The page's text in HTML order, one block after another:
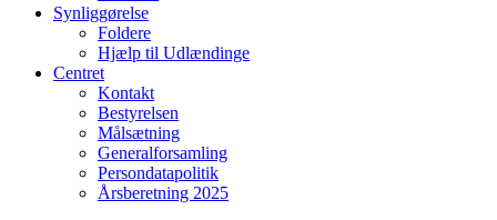
Synliggørelse
Foldere
Hjælp til Udlændinge
Centret
Kontakt
Bestyrelsen
Målsætning
Generalforsamling
Persondatapolitik
Årsberetning 2025